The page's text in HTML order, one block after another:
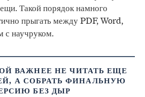
Такой порядок намного
прыгать между PDF, Word,
с научруком.
ВАЖНЕЕ НЕ ЧИТАТЬ ЕЩЕ
А СОБРАТЬ ФИНАЛЬНУЮ
БЕЗ ДЫР